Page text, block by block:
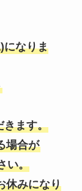
になりま
きます。
場合が
い。​
休みになり